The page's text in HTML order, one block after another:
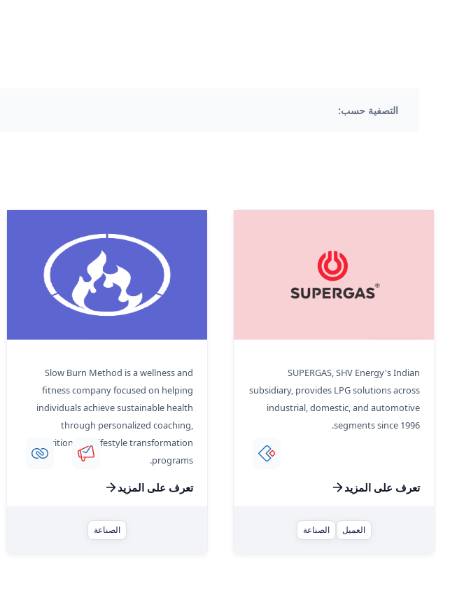
التصفية حسب:
SUPERGAS, SHV Energy's Indian
subsidiary, provides LPG solutions across
industrial, domestic, and automotive
segments since 1996.
تعرف على المزيد
العميل الصناعة
Slow Burn Method is a wellness and
fitness company focused on helping
individuals achieve sustainable health
through personalized coaching,
nutrition, and lifestyle transformation
programs.
تعرف على المزيد
الصناعة